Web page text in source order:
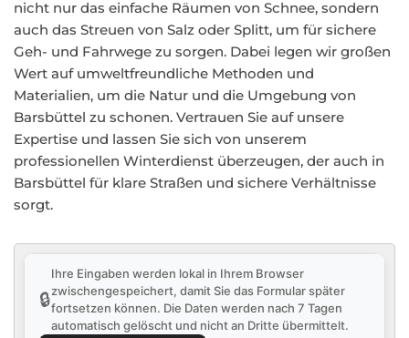
nicht nur das einfache Räumen von Schnee, sondern
auch das Streuen von Salz oder Splitt, um für sichere
Geh- und Fahrwege zu sorgen. Dabei legen wir großen
Wert auf umweltfreundliche Methoden und
Materialien, um die Natur und die Umgebung von
Barsbüttel zu schonen. Vertrauen Sie auf unsere
Expertise und lassen Sie sich von unserem
professionellen Winterdienst überzeugen, der auch in
Barsbüttel für klare Straßen und sichere Verhältnisse
sorgt.
🔒
Ihre Eingaben werden lokal in Ihrem Browser
zwischengespeichert, damit Sie das Formular später
fortsetzen können. Die Daten werden nach 7 Tagen
automatisch gelöscht und nicht an Dritte übermittelt.